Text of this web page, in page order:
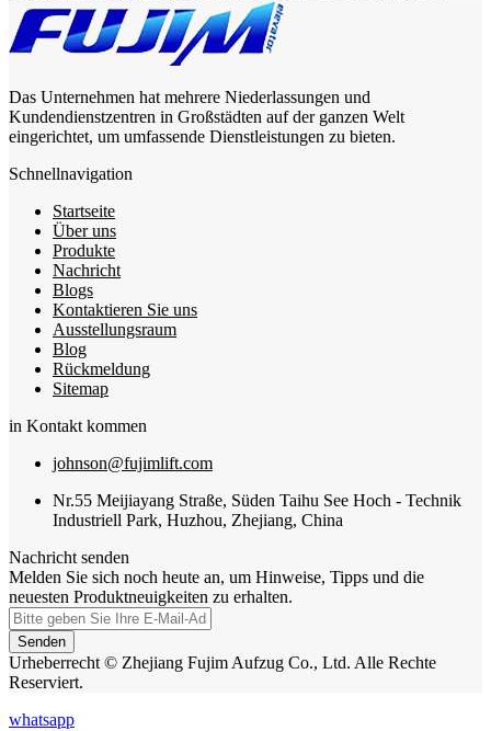
Das Unternehmen hat mehrere Niederlassungen und
Kundendienstzentren in Großstädten auf der ganzen Welt
eingerichtet, um umfassende Dienstleistungen zu bieten.
Schnellnavigation
Startseite
Über uns
Produkte
Nachricht
Blogs
Kontaktieren Sie uns
Ausstellungsraum
Blog
Rückmeldung
Sitemap
in Kontakt kommen
johnson@fujimlift.com
Nr.55 Meijiayang Straße, Süden Taihu See Hoch - Technik
Industriell Park, Huzhou, Zhejiang, China
Nachricht senden
Melden Sie sich noch heute an, um Hinweise, Tipps und die
neuesten Produktneuigkeiten zu erhalten.
Senden
Urheberrecht © Zhejiang Fujim Aufzug Co., Ltd. Alle Rechte
Reserviert.
whatsapp